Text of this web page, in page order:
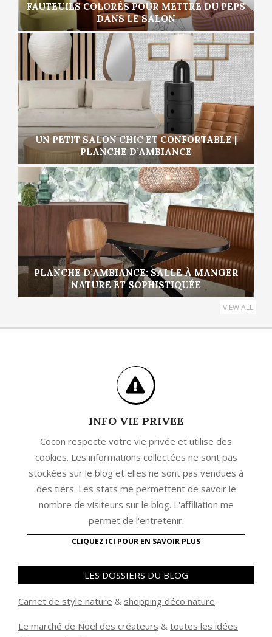
FAUTEUILS COLORÉS POUR METTRE DU PEPS
DANS LE SALON
UN PETIT SALON CHIC ET CONFORTABLE |
PLANCHE D’AMBIANCE
PLANCHE D’AMBIANCE: SALLE À MANGER
NATURE ET SOPHISTIQUÉE
VIEW ALL
INFO VIE PRIVEE
Cocon respecte votre vie privée et utilise des
cookies. Les informations collectées ne sont pas
stockées sur le blog et elles ne sont pas vendues à
des tiers. Les stats me permettent de savoir le
nombre de visiteurs sur le blog. L'affiliation me
permet de l'entretenir.
CLIQUEZ ICI POUR EN SAVOIR PLUS
LES DOSSIERS DU BLOG
Carnet de style nature & shopping déco nature
Le marché de Noël des créateurs & toutes les idées